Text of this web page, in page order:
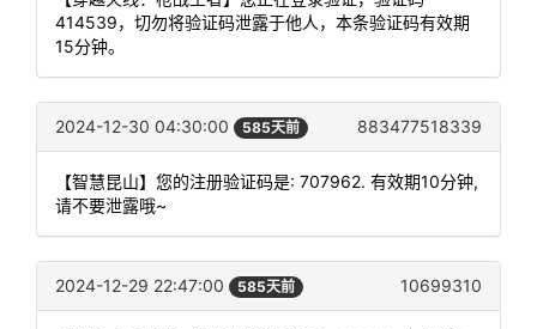
414539，切勿将验证码泄露于他人，本条验证码有效期
15分钟。
2024-12-30 04:30:00 585天前 883477518339
【智慧昆山】您的注册验证码是: 707962. 有效期10分钟,
请不要泄露哦~
2024-12-29 22:47:00 585天前 10699310